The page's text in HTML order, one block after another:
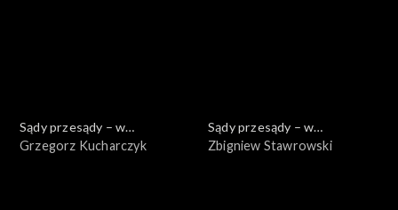
Sądy przesądy – w
powiększeniu
Grzegorz Kucharczyk
Sądy przesądy – w
powiększeniu
Zbigniew Stawrowski